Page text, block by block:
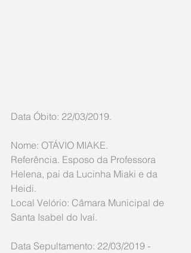
Data Óbito: 22/03/2019.
Nome: OTÁVIO MIAKE.
Referência. Esposo da Professora
Helena, pai da Lucinha Miaki e da
Heidi.
Local Velório: Câmara Municipal de
Santa Isabel do Ivaí.
Data Sepultamento: 22/03/2019 -